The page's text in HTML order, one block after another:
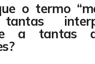
o termo
a tantas